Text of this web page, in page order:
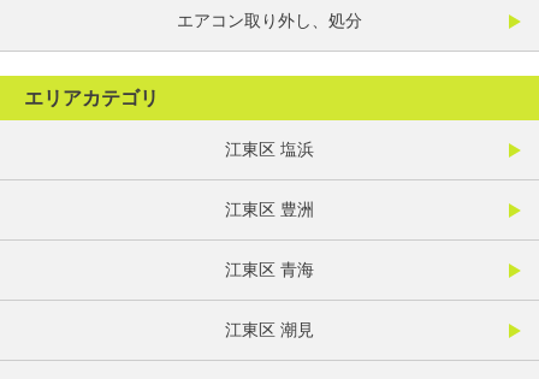
エアコン取り外し、処分
エリアカテゴリ
江東区 塩浜
江東区 豊洲
江東区 青海
江東区 潮見